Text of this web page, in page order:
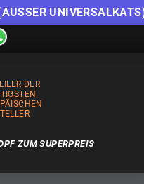
DER
ZUM SUPERPREIS